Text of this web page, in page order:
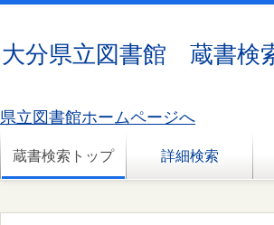
大分県立図書館 蔵書検
県立図書館ホームページへ
蔵書検索トップ 詳細検索